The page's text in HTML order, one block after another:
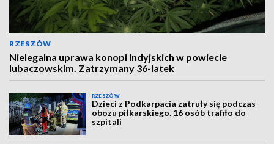
RZESZÓW
Nielegalna uprawa konopi indyjskich w powiecie
lubaczowskim. Zatrzymany 36-latek
RZESZÓW
Dzieci z Podkarpacia zatruły się podczas
obozu piłkarskiego. 16 osób trafiło do
szpitali